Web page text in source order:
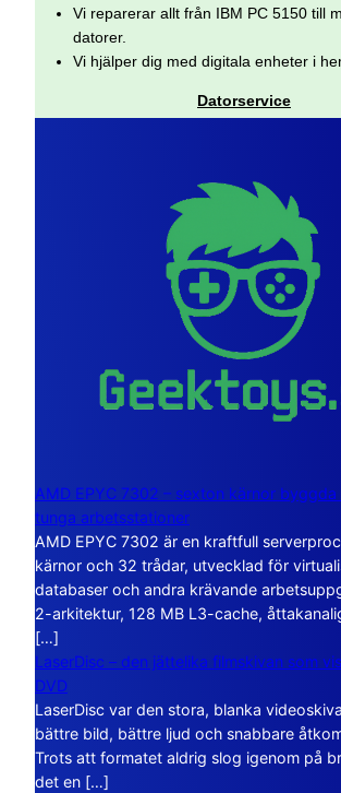
Vi reparerar allt från IBM PC 5150 till
datorer.
Vi hjälper dig med digitala enheter i
Datorservice
AMD EPYC 7302 – sexton kärnor
tunga arbetsstationer
AMD EPYC 7302 är en kraftfull
kärnor och 32 trådar, utvecklad för
databaser och andra krävande
2-arkitektur, 128 MB L3-cache,
[…]
LaserDisc – den jättelika filmskivan som
DVD
LaserDisc var den stora, blanka
bättre bild, bättre ljud och snabbare
Trots att formatet aldrig slog igenom på
det en […]